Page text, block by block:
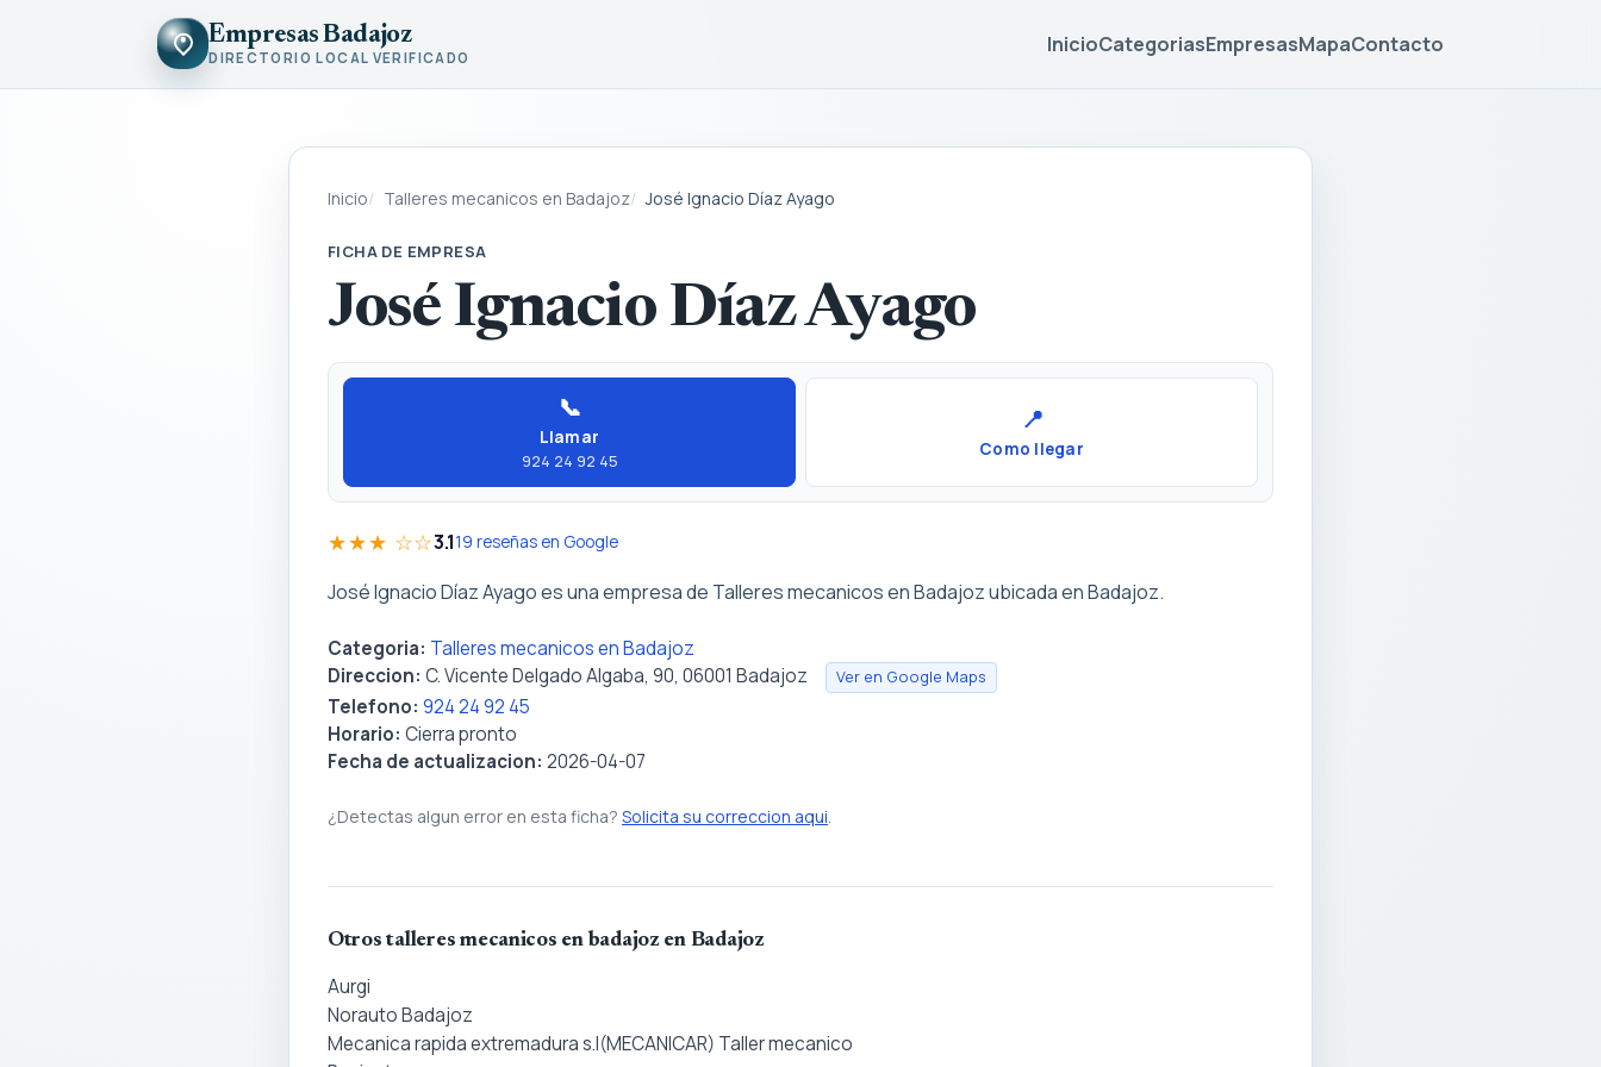
Empresas Badajoz
DIRECTORIO LOCAL VERIFICADO
InicioCategoriasEmpresasMapaContacto
Inicio Talleres mecanicos en Badajoz José Ignacio Díaz Ayago
FICHA DE EMPRESA
José Ignacio Díaz Ayago
📞
Llamar
924 24 92 45
📍
Como llegar
★★★ ☆☆3.119 reseñas en Google
José Ignacio Díaz Ayago es una empresa de Talleres mecanicos en Badajoz ubicada en Badajoz.
Categoria: Talleres mecanicos en Badajoz
Direccion: C. Vicente Delgado Algaba, 90, 06001 Badajoz Ver en Google Maps
Telefono: 924 24 92 45
Horario: Cierra pronto
Fecha de actualizacion: 2026-04-07
¿Detectas algun error en esta ficha? Solicita su correccion aqui
Otros talleres mecanicos en badajoz en Badajoz
Aurgi
Norauto Badajoz
Mecanica rapida extremadura s.l(MECANICAR) Taller mecanico